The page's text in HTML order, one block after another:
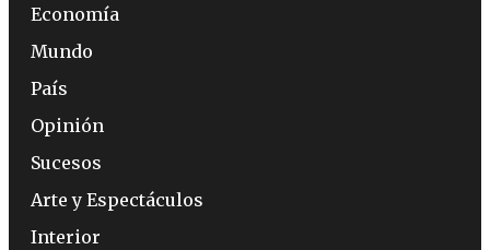
Economía
Mundo
País
Opinión
Sucesos
Arte y Espectáculos
Interior